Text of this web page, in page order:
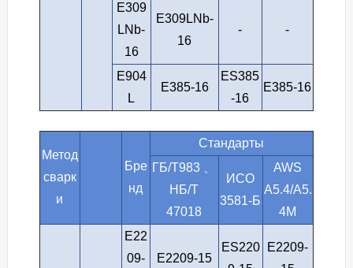
E309
LNb-
16
E309LNb-
16
- -
E904
L
E385-16
ES385
-16
E385-16
Метод
сварк
и
Бре
нд
Стандарты
ГБ/Т983 、
НБ/Т
47018
ИСО
3581-Б
AWS
A5.4/A5.
4M
E22
09-
E2209-15
ES220
E2209-